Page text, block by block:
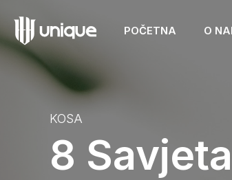
POČETNA O
KOSA
8